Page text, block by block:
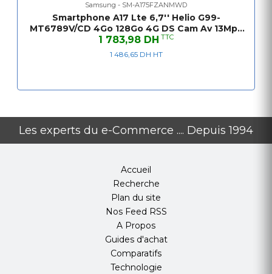
Samsung - SM-A175FZANMWD
Smartphone A17 Lte 6,7'' Helio G99-
MT6789V/CD 4Go 128Go 4G DS Cam Av 13Mpx
Cam Arr 50Mpx Gray 12M
1 783,98 DH TTC
1 486,65 DH HT
Les experts du e-Commerce .... Depuis 1994
Accueil
Recherche
Plan du site
Nos Feed RSS
A Propos
Guides d'achat
Comparatifs
Technologie